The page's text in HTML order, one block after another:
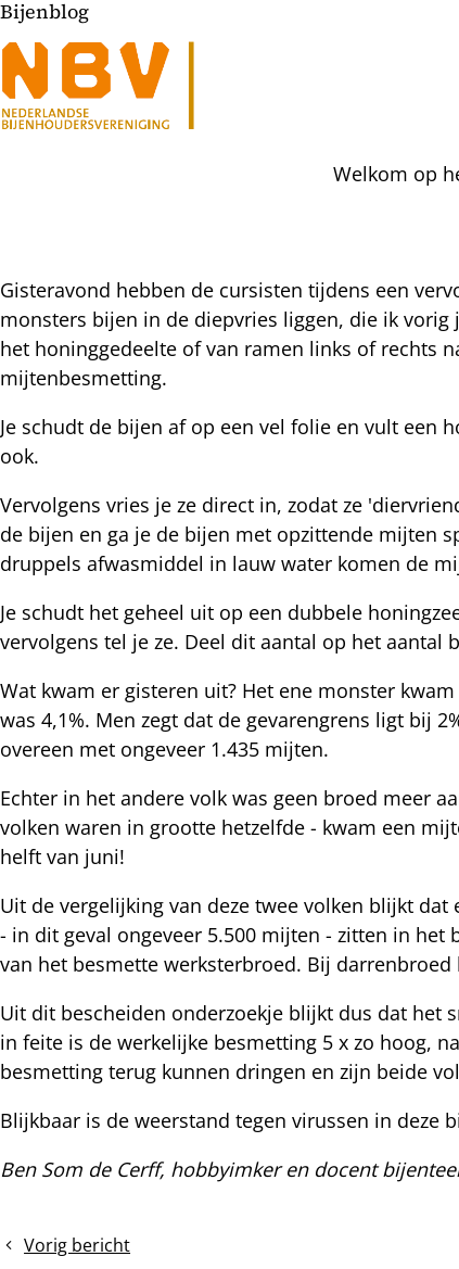
Bijenblog
Welkom op
Gisteravond hebben de cursisten tijdens een
monsters bijen in de diepvries liggen, die ik
het honinggedeelte of van ramen links of rechts
mijtenbesmetting.
Je schudt de bijen af op een vel folie en vult een
ook.
Vervolgens vries je ze direct in, zodat ze
de bijen en ga je de bijen met opzittende mijten
druppels afwasmiddel in lauw water komen de
Je schudt het geheel uit op een dubbele
vervolgens tel je ze. Deel dit aantal op het
Wat kwam er gisteren uit? Het ene monster
was 4,1%. Men zegt dat de gevarengrens ligt bij
overeen met ongeveer 1.435 mijten.
Echter in het andere volk was geen broed meer
volken waren in grootte hetzelfde - kwam een
helft van juni!
Uit de vergelijking van deze twee volken blijkt
- in dit geval ongeveer 5.500 mijten - zitten in
van het besmette werksterbroed. Bij darrenbroed
Uit dit bescheiden onderzoekje blijkt dus dat
in feite is de werkelijke besmetting 5 x zo hoog,
besmetting terug kunnen dringen en zijn beide
Blijkbaar is de weerstand tegen virussen in deze
Ben Som de Cerff, hobbyimker en docent
Vorig bericht
Bloemen